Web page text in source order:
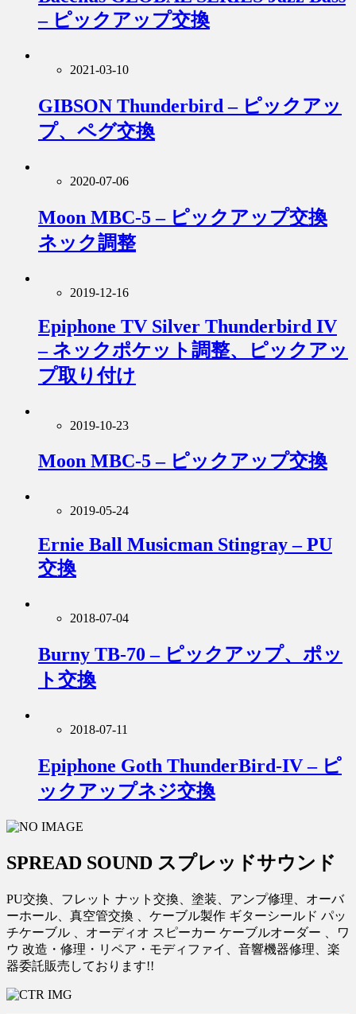
– ピックアップ交換
2021-03-10
GIBSON Thunderbird – ピックアッ
プ、ペグ交換
2020-07-06
Moon MBC-5 – ピックアップ交換
ネック調整
2019-12-16
Epiphone TV Silver Thunderbird IV
– ネックポケット調整、ピックアッ
プ取り付け
2019-10-23
Moon MBC-5 – ピックアップ交換
2019-05-24
Ernie Ball Musicman Stingray – PU
交換
2018-07-04
Burny TB-70 – ピックアップ、ポッ
ト交換
2018-07-11
Epiphone Goth ThunderBird-IV – ピ
ックアップネジ交換
SPREAD SOUND スプレッドサウンド
PU交換、フレット ナット交換、塗装、アンプ修理、オーバ
ーホール、真空管交換 、ケーブル製作 ギターシールド パッ
チケーブル 、オーディオ スピーカー ケーブルオーダー 、ワ
ウ 改造・修理・リペア・モディファイ、音響機器修理、楽
器委託販売しております!!